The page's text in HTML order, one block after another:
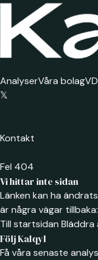
AnalyserVåra bolag
𝕏
Kontakt
Fel 404
Vi hittar inte sidan
Länken kan ha
är några vägar tillbaka:
Till startsidan Bläddra
Följ Kalqyl
Få våra senaste